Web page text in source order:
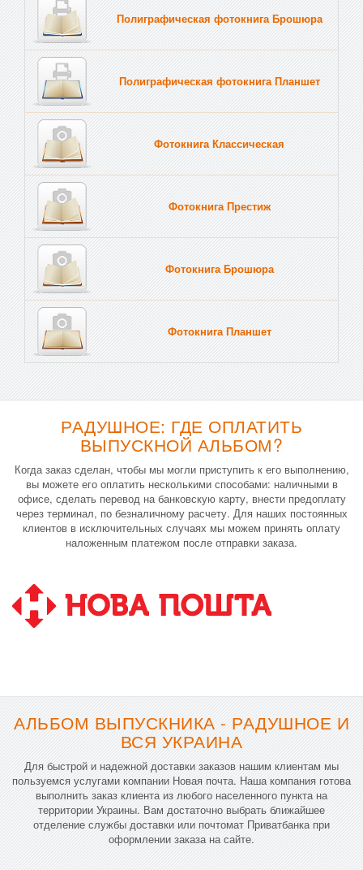
Полиграфическая фотокнига Брошюра
Полиграфическая фотокнига Планшет
Фотокнига Классическая
Фотокнига Престиж
Фотокнига Брошюра
Фотокнига Планшет
РАДУШНОЕ: ГДЕ ОПЛАТИТЬ
ВЫПУСКНОЙ АЛЬБОМ?
Когда заказ сделан, чтобы мы могли приступить к его выполнению,
вы можете его оплатить несколькими способами: наличными в
офисе, сделать перевод на банковскую карту, внести предоплату
через терминал, по безналичному расчету. Для наших постоянных
клиентов в исключительных случаях мы можем принять оплату
наложенным платежом после отправки заказа.
АЛЬБОМ ВЫПУСКНИКА - РАДУШНОЕ И
ВСЯ УКРАИНА
Для быстрой и надежной доставки заказов нашим клиентам мы
пользуемся услугами компании Новая почта. Наша компания готова
выполнить заказ клиента из любого населенного пункта на
территории Украины. Вам достаточно выбрать ближайшее
отделение службы доставки или почтомат Приватбанка при
оформлении заказа на сайте.